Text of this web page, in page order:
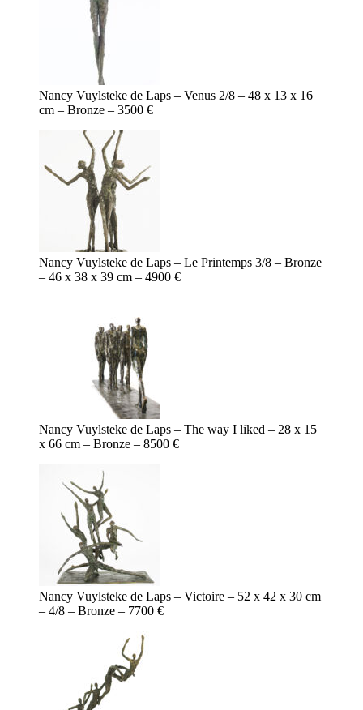
Nancy Vuylsteke de Laps – Venus 2/8 – 48 x 13 x 16
cm – Bronze – 3500 €
Nancy Vuylsteke de Laps – Le Printemps 3/8 – Bronze
– 46 x 38 x 39 cm – 4900 €
Nancy Vuylsteke de Laps – The way I liked – 28 x 15
x 66 cm – Bronze – 8500 €
Nancy Vuylsteke de Laps – Victoire – 52 x 42 x 30 cm
– 4/8 – Bronze – 7700 €